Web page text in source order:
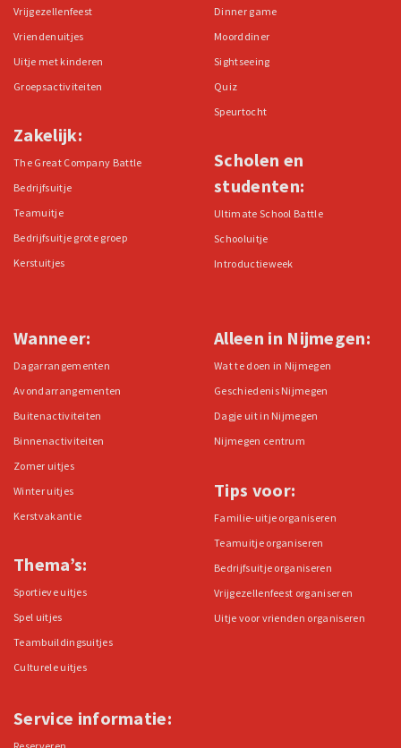
Vrijgezellenfeest
Vriendenuitjes
Uitje met kinderen
Groepsactiviteiten
Zakelijk:
The Great Company Battle
Bedrijfsuitje
Teamuitje
Bedrijfsuitje grote groep
Kerstuitjes
Dinner game
Moorddiner
Sightseeing
Quiz
Speurtocht
Scholen en
studenten:
Ultimate School Battle
Schooluitje
Introductieweek
Wanneer:
Dagarrangementen
Avondarrangementen
Buitenactiviteiten
Binnenactiviteiten
Zomer uitjes
Winter uitjes
Kerstvakantie
Thema’s:
Sportieve uitjes
Spel uitjes
Teambuildingsuitjes
Culturele uitjes
Alleen in Nijmegen:
Wat te doen in Nijmegen
Geschiedenis Nijmegen
Dagje uit in Nijmegen
Nijmegen centrum
Tips voor:
Familie-uitje organiseren
Teamuitje organiseren
Bedrijfsuitje organiseren
Vrijgezellenfeest organiseren
Uitje voor vrienden organiseren
Service informatie: